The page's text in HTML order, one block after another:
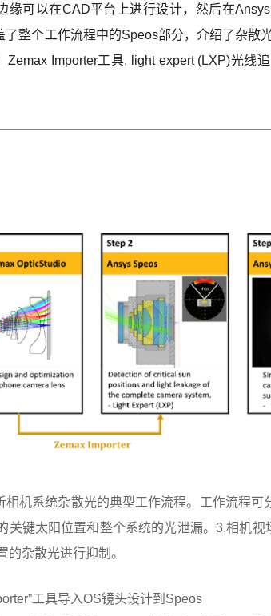
缘可以在CAD平台上进行设计，然后在
了整个工作流程中的Speos部分，介绍了杂散
Zemax Importer工具, light expert (LXP)光线
相机系统杂散光的典型工作流程。工作流程
关键太阳位置和整个系统的光泄漏。3.相机
的杂散光进行抑制。
工具导入OS镜头设计到Speos